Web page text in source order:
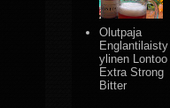
Olutpaja
Englantilaisty
ylinen Lontoo
Extra Strong
Bitter